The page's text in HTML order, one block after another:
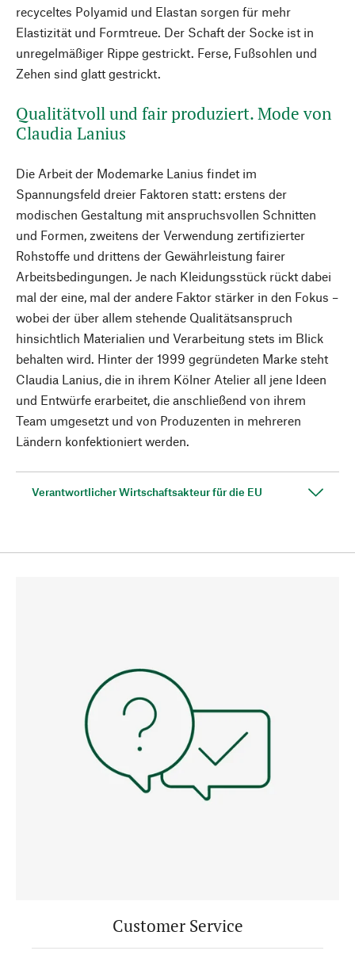
recyceltes Polyamid und Elastan sorgen für mehr
Elastizität und Formtreue. Der Schaft der Socke ist in
unregelmäßiger Rippe gestrickt. Ferse, Fußsohlen und
Zehen sind glatt gestrickt.
Qualitätvoll und fair produziert. Mode von
Claudia Lanius
Die Arbeit der Modemarke Lanius findet im
Spannungsfeld dreier Faktoren statt: erstens der
modischen Gestaltung mit anspruchsvollen Schnitten
und Formen, zweitens der Verwendung zertifizierter
Rohstoffe und drittens der Gewährleistung fairer
Arbeitsbedingungen. Je nach Kleidungsstück rückt dabei
mal der eine, mal der andere Faktor stärker in den Fokus –
wobei der über allem stehende Qualitätsanspruch
hinsichtlich Materialien und Verarbeitung stets im Blick
behalten wird. Hinter der 1999 gegründeten Marke steht
Claudia Lanius, die in ihrem Kölner Atelier all jene Ideen
und Entwürfe erarbeitet, die anschließend von ihrem
Team umgesetzt und von Produzenten in mehreren
Ländern konfektioniert werden.
Verantwortlicher Wirtschaftsakteur für die EU
Customer Service